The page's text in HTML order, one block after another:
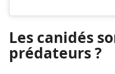
Les canidés
prédateurs ?